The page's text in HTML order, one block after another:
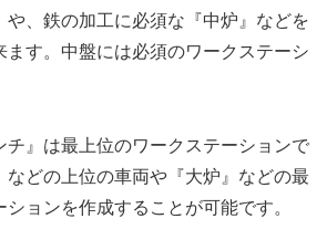
や、鉄の加工に必須な『中炉』などを
ます。中盤には必須のワークステーシ
チ』は最上位のワークステーションで
などの上位の車両や『大炉』などの最
ションを作成することが可能です。